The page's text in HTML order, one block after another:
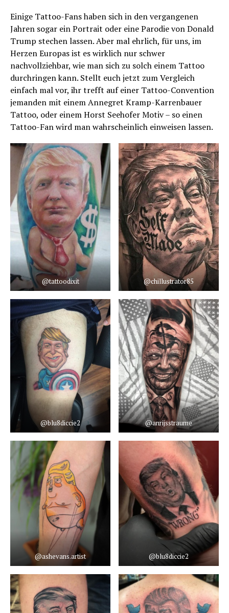
Einige Tattoo-Fans haben sich in den vergangenen
Jahren sogar ein Portrait oder eine Parodie von Donald
Trump stechen lassen. Aber mal ehrlich, für uns, im
Herzen Europas ist es wirklich nur schwer
nachvollziehbar, wie man sich zu solch einem Tattoo
durchringen kann. Stellt euch jetzt zum Vergleich
einfach mal vor, ihr trefft auf einer Tattoo-Convention
jemanden mit einem Annegret Kramp-Karrenbauer
Tattoo, oder einem Horst Seehofer Motiv – so einen
Tattoo-Fan wird man wahrscheinlich einweisen lassen.
@tattoodixit @chillustrator85
@blu8diccie2 @anrijsstraume
@ashevans.artist @blu8diccie2